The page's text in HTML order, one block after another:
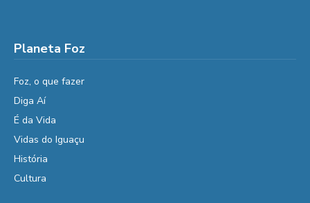
Planeta Foz
Foz, o que fazer
Diga Aí
É da Vida
Vidas do Iguaçu
História
Cultura